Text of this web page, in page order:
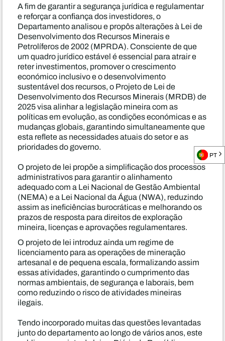
A fim de garantir a segurança jurídica e regulamentar
e reforçar a confiança dos investidores, o
Departamento analisou e propôs alterações à Lei de
Desenvolvimento dos Recursos Minerais e
Petrolíferos de 2002 (MPRDA). Consciente de que
um quadro jurídico estável é essencial para atrair e
reter investimentos, promover o crescimento
económico inclusivo e o desenvolvimento
sustentável dos recursos, o Projeto de Lei de
Desenvolvimento dos Recursos Minerais (MRDB) de
2025 visa alinhar a legislação mineira com as
políticas em evolução, as condições económicas e as
mudanças globais, garantindo simultaneamente que
esta reflete as necessidades atuais do setor e as
prioridades do governo.
O projeto de lei propõe a simplificação dos processos
administrativos para garantir o alinhamento
adequado com a Lei Nacional de Gestão Ambiental
(NEMA) e a Lei Nacional da Água (NWA), reduzindo
assim as ineficiências burocráticas e melhorando os
prazos de resposta para direitos de exploração
mineira, licenças e aprovações regulamentares.
O projeto de lei introduz ainda um regime de
licenciamento para as operações de mineração
artesanal e de pequena escala, formalizando assim
essas atividades, garantindo o cumprimento das
normas ambientais, de segurança e laborais, bem
como reduzindo o risco de atividades mineiras
ilegais.
Tendo incorporado muitas das questões levantadas
junto do departamento ao longo de vários anos, este
PT